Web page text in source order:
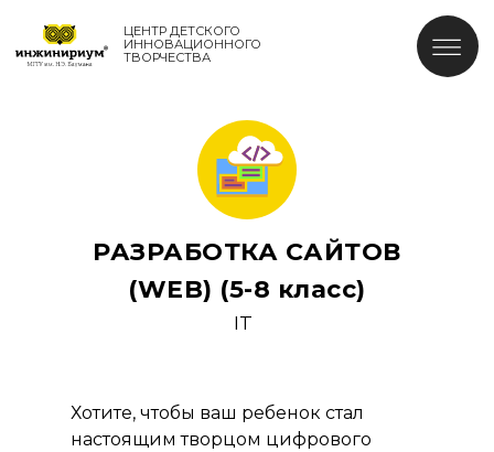
ИННОВАЦИОННОГО
ТВОРЧЕСТВА
РАЗРАБОТКА САЙТОВ
(WEB) (5-8 класс)
IT
Хотите, чтобы ваш ребенок стал
настоящим творцом цифрового